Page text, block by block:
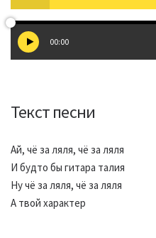
00:00
Текст песни
Ай, чё за ляля, чё за ляля
И будто бы гитара талия
Ну чё за ляля, чё за ляля
А твой характер